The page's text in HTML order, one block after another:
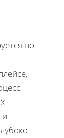
по